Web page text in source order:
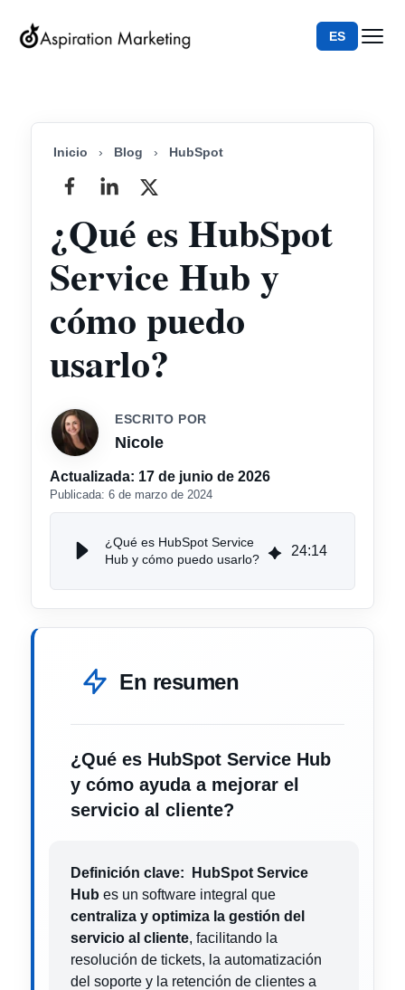
ES
Inicio › Blog › HubSpot
¿Qué es HubSpot
Service Hub y
cómo puedo
usarlo?
ESCRITO POR
Nicole
Actualizada: 17 de junio de 2026
Publicada: 6 de marzo de 2024
¿Qué es HubSpot Service
Hub y cómo puedo usarlo?
24:14
En resumen
¿Qué es HubSpot Service Hub
y cómo ayuda a mejorar el
servicio al cliente?
Definición clave:
HubSpot Service
Hub es un software integral que
centraliza y optimiza la gestión del
servicio al cliente, facilitando la
resolución de tickets, la automatización
del soporte y la retención de clientes a